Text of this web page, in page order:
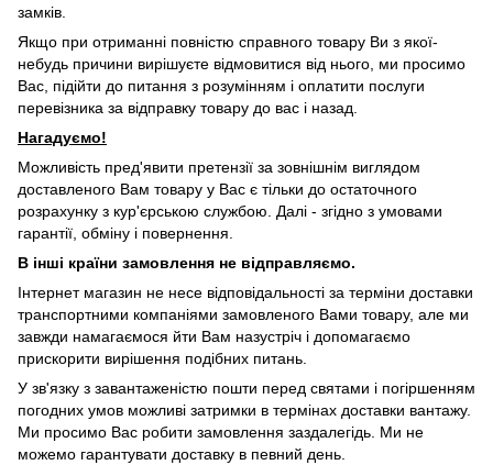
замків.
Якщо при отриманні повністю справного товару Ви з якої-
небудь причини вирішуєте відмовитися від нього, ми просимо
Вас, підійти до питання з розумінням і оплатити послуги
перевізника за відправку товару до вас і назад.
Нагадуємо!
Можливість пред'явити претензії за зовнішнім виглядом
доставленого Вам товару у Вас є тільки до остаточного
розрахунку з кур'єрською службою. Далі - згідно з умовами
гарантії, обміну і повернення.
В інші країни замовлення не відправляємо.
Інтернет магазин не несе відповідальності за терміни доставки
транспортними компаніями замовленого Вами товару, але ми
завжди намагаємося йти Вам назустріч і допомагаємо
прискорити вирішення подібних питань.
У зв'язку з завантаженістю пошти перед святами і погіршенням
погодних умов можливі затримки в термінах доставки вантажу.
Ми просимо Вас робити замовлення заздалегідь. Ми не
можемо гарантувати доставку в певний день.